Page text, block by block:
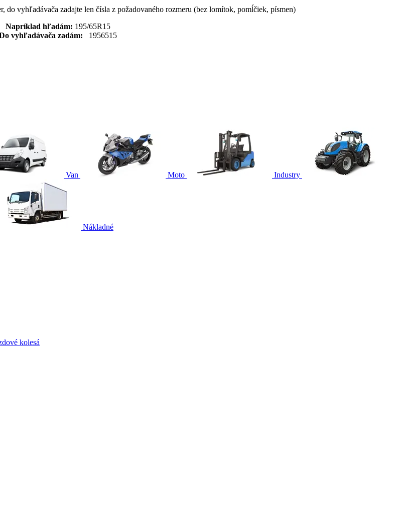
vyhľadávača zadajte len čísla z požadovaného rozmeru (bez lomítok, pomĺčiek, písmen)
Napríklad hľadám: 195/65R15
vyhľadávača zadám: 1956515
Van Moto Industry
Nákladné
kolesá